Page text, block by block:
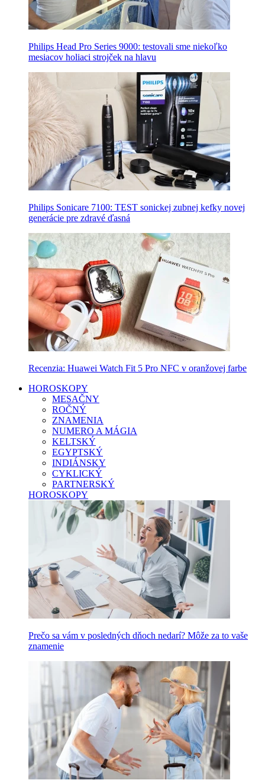
Philips Head Pro Series 9000: testovali sme niekoľko
mesiacov holiaci strojček na hlavu
Philips Sonicare 7100: TEST sonickej zubnej kefky novej
generácie pre zdravé ďasná
Recenzia: Huawei Watch Fit 5 Pro NFC v oranžovej farbe
HOROSKOPY
MESAČNY
ROČNÝ
ZNAMENIA
NUMERO A MÁGIA
KELTSKÝ
EGYPTSKÝ
INDIÁNSKY
CYKLICKÝ
PARTNERSKÝ
HOROSKOPY
Prečo sa vám v posledných dňoch nedarí? Môže za to vaše
znamenie